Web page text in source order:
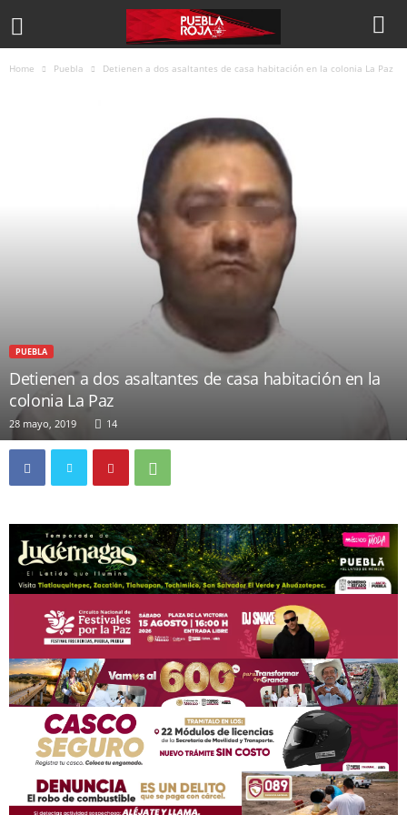
Home Puebla Detienen a dos asaltantes de casa habitación en la colonia La Paz
PUEBLA
Detienen a dos asaltantes de casa habitación en la
colonia La Paz
28 mayo, 2019 14